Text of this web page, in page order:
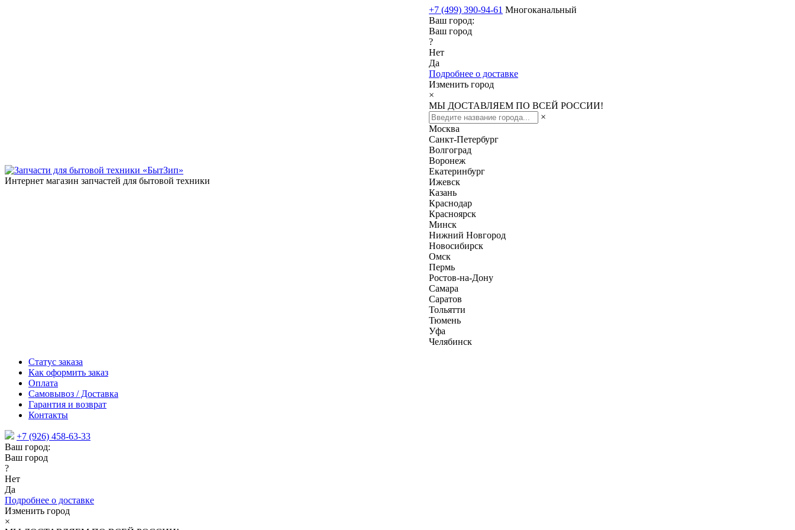
Интернет магазин запчастей для бытовой техники
+7 (499) 390-94-61 Многоканальный
Ваш город:
Ваш город
?
Нет
Да
Подробнее о доставке
Изменить город
×
МЫ ДОСТАВЛЯЕМ ПО ВСЕЙ РОССИИ!
×
Москва
Санкт-Петербург
Волгоград
Воронеж
Екатеринбург
Ижевск
Казань
Краснодар
Красноярск
Минск
Нижний Новгород
Новосибирск
Омск
Пермь
Ростов-на-Дону
Самара
Саратов
Тольятти
Тюмень
Уфа
Челябинск
Статус заказа
Как оформить заказ
Оплата
Самовывоз / Доставка
Гарантия и возврат
Контакты
+7 (926) 458-63-33
Ваш город:
Ваш город
?
Нет
Да
Подробнее о доставке
Изменить город
×